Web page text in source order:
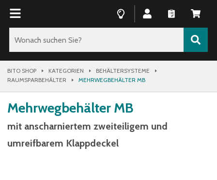
BITO SHOP KATEGORIEN
BEHÄLTERSYSTEME
RAUMSPARBEHÄLTER
MEHRWEGBEHÄLTER MB
Mehrwegbehälter MB
mit anscharniertem zweiteiligem und
umreifbarem Klappdeckel